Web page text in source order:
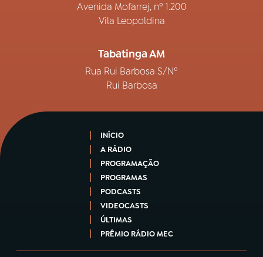
Avenida Mofarrej, nº 1.200
Vila Leopoldina
Tabatinga AM
Rua Rui Barbosa S/Nº
Rui Barbosa
INÍCIO
A RÁDIO
PROGRAMAÇÃO
PROGRAMAS
PODCASTS
VIDEOCASTS
ÚLTIMAS
PRÊMIO RÁDIO MEC